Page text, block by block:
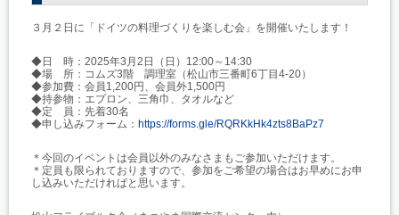
３月２日に「ドイツの料理づくりを楽しむ会」を開催いたします！
◆日 時：2025年3月2日（日）12:00～14:30
◆場 所：コムズ3階 調理室（松山市三番町6丁目4-20）
◆参加費：会員1,200円、会員外1,500円
◆持参物：エプロン、三角巾、タオルなど
◆定 員：先着30名
◆申し込みフォーム： https://forms.gle/RQRKkHk4zts8BaPz7
＊今回のイベントは会員以外のみなさまもご参加いただけます。
＊定員も限られておりますので、参加をご希望の場合はお早めにお申
し込みいただければと思います。